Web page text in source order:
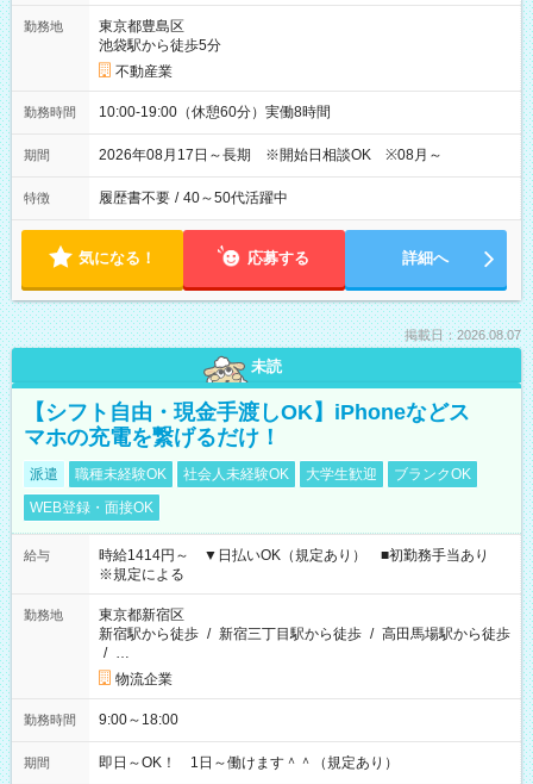
勤務地
東京都豊島区
池袋駅から徒歩5分
不動産業
勤務時間 10:00-19:00（休憩60分）実働8時間
期間 2026年08月17日～長期 ※開始日相談OK ※08月～
特徴 履歴書不要 / 40～50代活躍中
気になる！ 応募する 詳細へ
掲載日：2026.08.07
未読
【シフト自由・現金手渡しOK】iPhoneなどス
マホの充電を繋げるだけ！
派遣 職種未経験OK 社会人未経験OK 大学生歓迎
ブランクOK
WEB登録・面接OK
給与
時給1414円～ ▼日払いOK（規定あり） ■初勤務手当あり
※規定による
勤務地
東京都新宿区
新宿駅から徒歩 / 新宿三丁目駅から徒歩 / 高田馬場駅から徒歩
/ …
物流企業
勤務時間 9:00～18:00
期間 即日～OK！ 1日～働けます＾＾（規定あり）